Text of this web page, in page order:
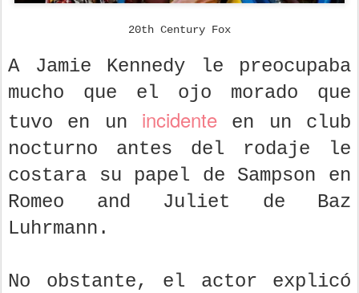
20th Century Fox
A Jamie Kennedy le preocupaba
mucho que el ojo morado que
tuvo en un incidente en un club
nocturno antes del rodaje le
costara su papel de Sampson en
Romeo and Juliet de Baz
Luhrmann.
No obstante, el actor explicó